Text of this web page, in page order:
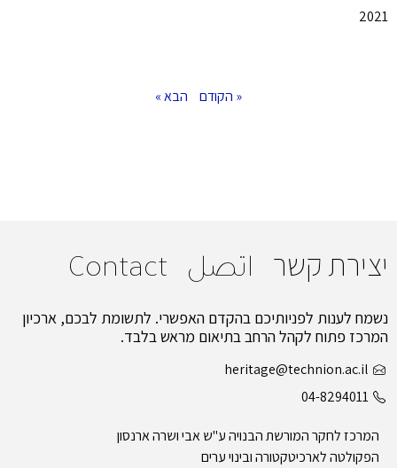
2021
« הקודם הבא »
יצירת קשר اتصل Contact
נשמח לענות לפניותיכם בהקדם האפשרי. לתשומת לבכם, ארכיון
המרכז פתוח לקהל הרחב בתיאום מראש בלבד.
heritage@technion.ac.il
04-8294011
המרכז לחקר המורשת הבנויה ע"ש אבי ושרה ארנסון
הפקולטה לארכיטקטורה ובינוי ערים